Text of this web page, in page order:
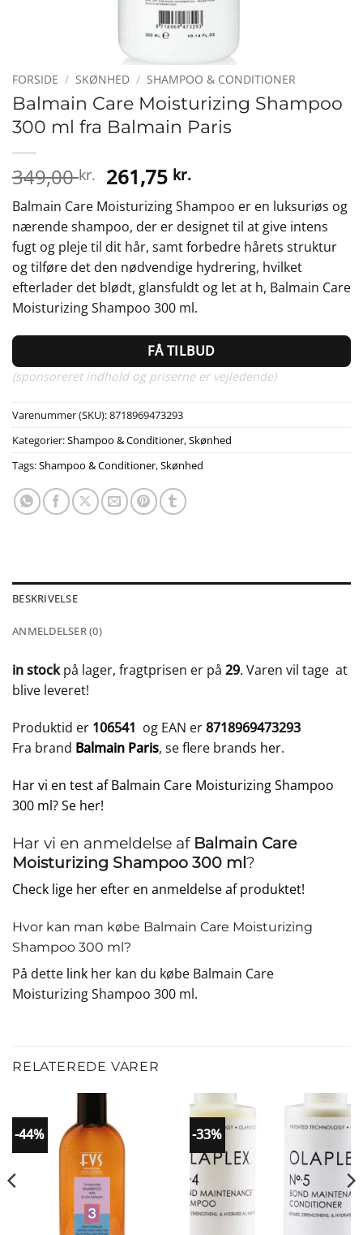
FORSIDE / SKØNHED / SHAMPOO & CONDITIONER
Balmain Care Moisturizing Shampoo
300 ml fra Balmain Paris
349,00kr. Den
oprindelige
pris
var:
349,00 kr..
261,75 kr.Den
pris
er:
261,75 kr..
Balmain Care Moisturizing Shampoo er en luksuriøs og
nærende shampoo, der er designet til at give intens
fugt og pleje til dit hår, samt forbedre hårets struktur
og tilføre det den nødvendige hydrering, hvilket
efterlader det blødt, glansfuldt og let at h, Balmain Care
Moisturizing Shampoo 300 ml.
FÅ TILBUD
(sponsoreret indhold og priserne er vejledende)
Varenummer (SKU):8718969473293
Kategorier:Shampoo & Conditioner,Skønhed
Tags:Shampoo & Conditioner,Skønhed
BESKRIVELSE
ANMELDELSER (0)
in stockpå lager, fragtprisen er på 29. Varen vil tage at
blive leveret!
Produktid er 106541 og EAN er8718969473293
Fra brand Balmain Paris, se flere brands her.
Har vi en test af Balmain Care Moisturizing Shampoo
300 ml? Se her!
Har vi en anmeldelse af Balmain Care
Moisturizing Shampoo 300 ml?
Check lige her efter en anmeldelse af produktet!
Hvor kan man købe Balmain Care Moisturizing
Shampoo 300 ml?
På dette link her kan du købe Balmain Care
Moisturizing Shampoo 300 ml.
RELATEREDE VARER
-44% -33%